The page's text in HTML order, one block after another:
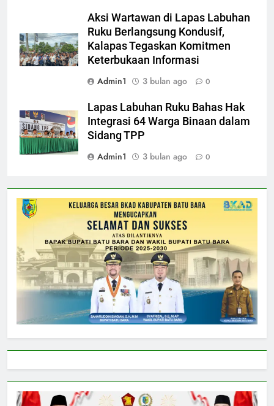
Aksi Wartawan di Lapas Labuhan
Ruku Berlangsung Kondusif,
Kalapas Tegaskan Komitmen
Keterbukaan Informasi
Admin1
3 bulan ago 0
Lapas Labuhan Ruku Bahas Hak
Integrasi 64 Warga Binaan dalam
Sidang TPP
Admin1
3 bulan ago 0